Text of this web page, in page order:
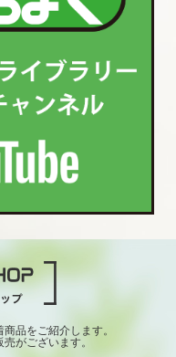
品をご紹介します。
がございます。